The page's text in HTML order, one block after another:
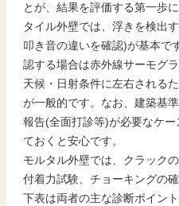
とが、結果を評価する第一歩に
タイル外壁では、浮きを検出
叩き音の違いを確認)が基本で
認する場合は赤外線サーモグ
天候・日射条件に左右される
が一般的です。なお、建築基
報告(全面打診等)が必要なケ
ておくと安心です。
モルタル外壁では、クラック
付着力試験、チョーキングの
下表は両者の主な診断ポイント